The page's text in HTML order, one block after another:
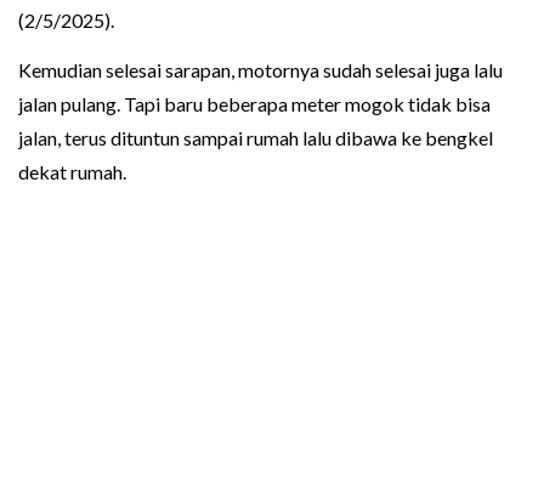
(2/5/2025).
Kemudian selesai sarapan, motornya sudah selesai juga lalu
jalan pulang. Tapi baru beberapa meter mogok tidak bisa
jalan, terus dituntun sampai rumah lalu dibawa ke bengkel
dekat rumah.